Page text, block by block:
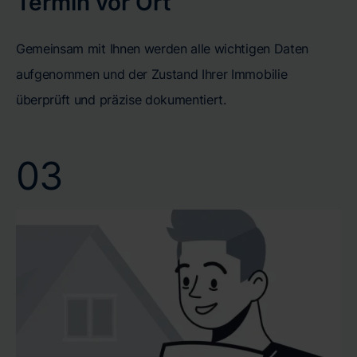
Gemeinsam mit Ihnen werden alle wichtigen Daten
aufgenommen und der Zustand Ihrer Immobilie
überprüft und präzise dokumentiert.
03